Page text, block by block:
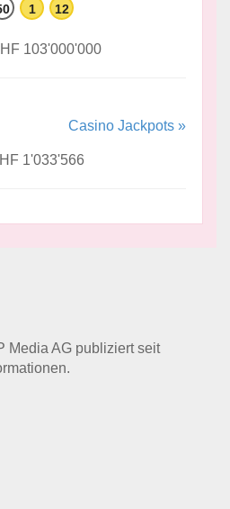
1 12
103'000'000
Casino Jackpots »
1'033'566
Media AG publiziert seit